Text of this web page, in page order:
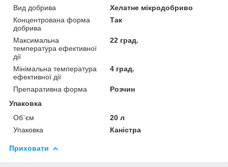
Вид добрива
Хелатне мікродобриво
Концентрована форма
добрива
Так
Максимальна
температура ефективної
дії
22 град.
Мінімальна температура
ефективної дії
4 град.
Препаративна форма
Розчин
Упаковка
Об`єм
20 л
Упаковка
Каністра
Приховати